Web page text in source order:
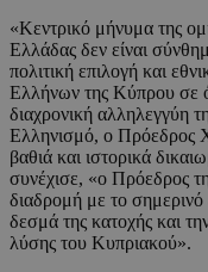
«Κεντρικό μήνυμα της
Ελλάδας δεν είναι
πολιτική επιλογή και
Ελλήνων της Κύπρου σε
διαχρονική αλληλεγγύη
Ελληνισμό, ο Πρόεδρος
βαθιά και ιστορικά
συνέχισε, «ο Πρόεδρος
διαδρομή με το
δεσμά της κατοχής και
λύσης του Κυπριακού».